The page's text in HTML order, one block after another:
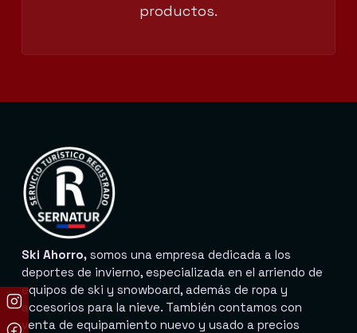
productos.
Ski Ahorro, somos una empresa dedicada a los
deportes de invierno, especializada en el arriendo de
equipos de ski y snowboard, además de ropa y
accesorios para la nieve. También contamos con
venta de equipamiento nuevo y usado a precios